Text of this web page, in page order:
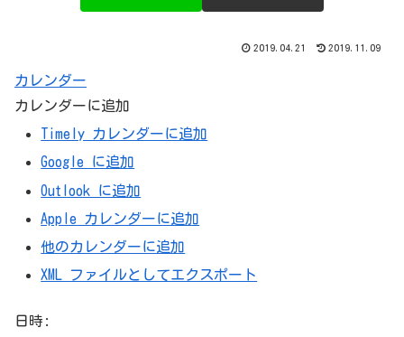
2019.04.21 2019.11.09
カレンダー
カレンダーに追加
Timely カレンダーに追加
Google に追加
Outlook に追加
Apple カレンダーに追加
他のカレンダーに追加
XML ファイルとしてエクスポート
日時: